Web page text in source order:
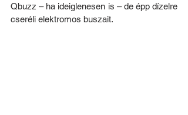
Qbuzz – ha ideiglenesen is – de épp dízelre
cseréli elektromos buszait.